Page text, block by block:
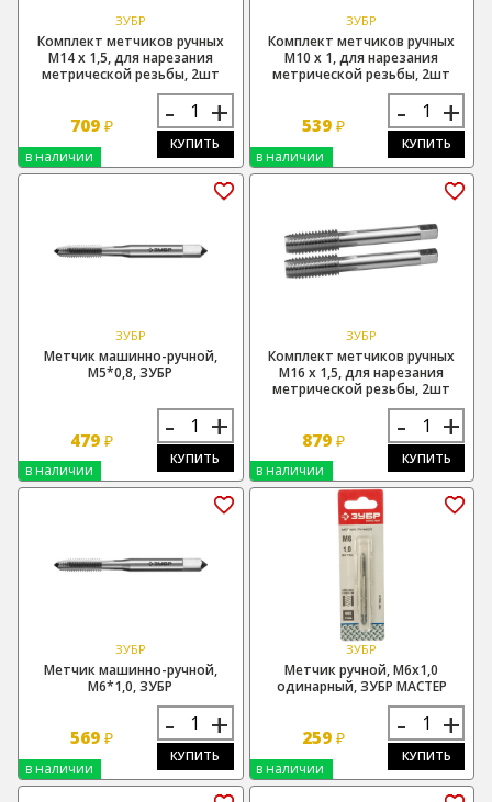
ЗУБР
Комплект метчиков ручных
М14 х 1,5, для нарезания
метрической резьбы, 2шт
709₽ - +
КУПИТЬ
в наличии
ЗУБР
Комплект метчиков ручных
М10 х 1, для нарезания
метрической резьбы, 2шт
539 ₽ - +
КУПИТЬ
в наличии
ЗУБР
Метчик машинно-ручной,
М5*0,8, ЗУБР
479₽ - +
КУПИТЬ
в наличии
ЗУБР
Комплект метчиков ручных
М16 х 1,5, для нарезания
метрической резьбы, 2шт
879 ₽ - +
КУПИТЬ
в наличии
ЗУБР
Метчик машинно-ручной,
М6*1,0, ЗУБР
569₽ - +
КУПИТЬ
в наличии
ЗУБР
Метчик ручной, М6х1,0
одинарный, ЗУБР МАСТЕР
259 ₽ - +
КУПИТЬ
в наличии